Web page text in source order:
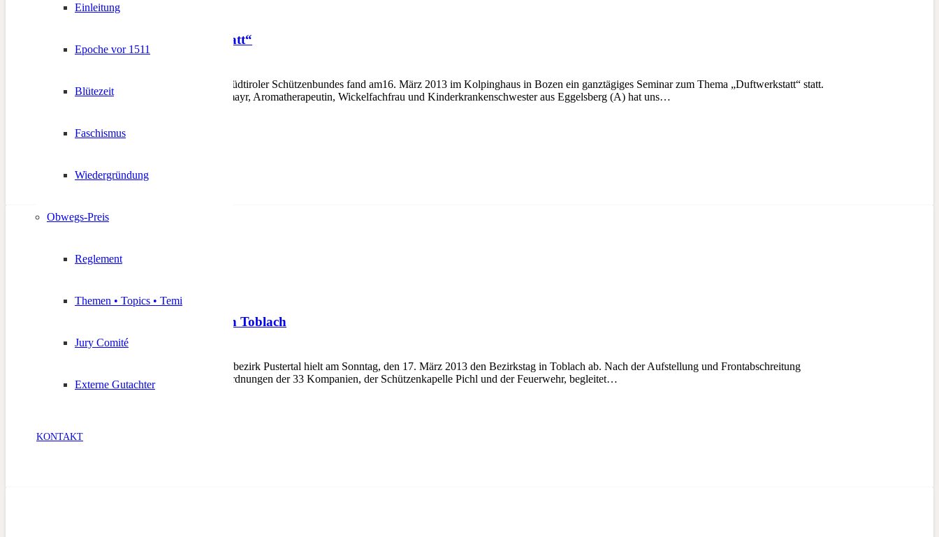
Einleitung
Epoche vor 1511
Blütezeit
Faschismus
Wiedergründung
Obwegs-Preis
Reglement
Themen • Topics • Temi
Jury Comité
Externe Gutachter
KONTAKT
Seminar „Duftwerkstatt“
BOZEN – Im Auftrag des Südtiroler Schützenbundes fand am16. März 2013 im Kolpinghaus in Bozen ein ganztägiges Seminar zum Thema „Duftwerkstatt“ statt.
Die Referentin Bärbl Buchmayr, Aromatherapeutin, Wickelfachfrau und Kinderkrankenschwester aus Eggelsberg (A) hat uns…
Bezirkstag Pustertal in Toblach
TOBLACH – Der Schützenbezirk Pustertal hielt am Sonntag, den 17. März 2013 den Bezirkstag in Toblach ab. Nach der Aufstellung und Frontabschreitung
marschierten die Fahnenabordnungen der 33 Kompanien, der Schützenkapelle Pichl und der Feuerwehr, begleitet…